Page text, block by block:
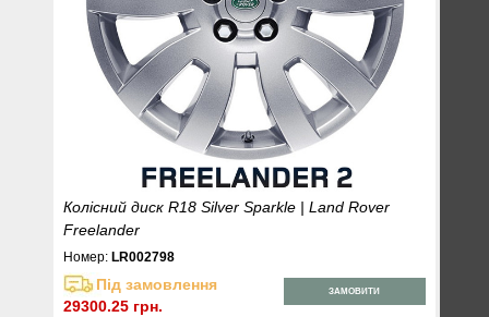
Колісний диск R18 Silver Sparkle | Land Rover
Freelander
Номер: LR002798
Під замовлення
29300.25 грн.
ЗАМОВИТИ